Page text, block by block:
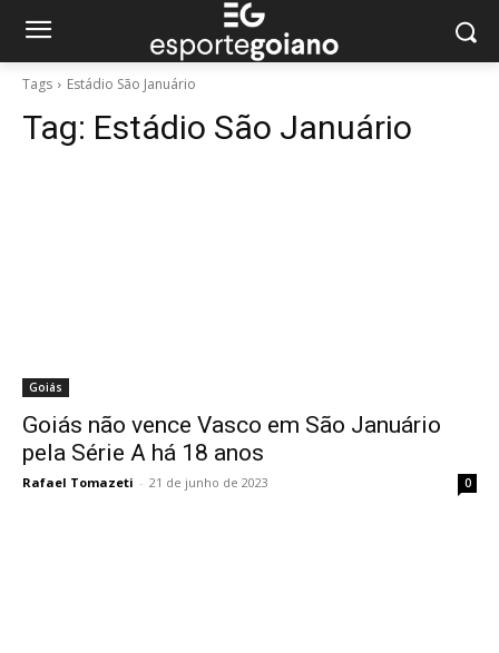
Tags Estádio São Januário
Tag: Estádio São Januário
Goiás
Goiás não vence Vasco em São Januário
pela Série A há 18 anos
Rafael Tomazeti - 21 de junho de 2023 0